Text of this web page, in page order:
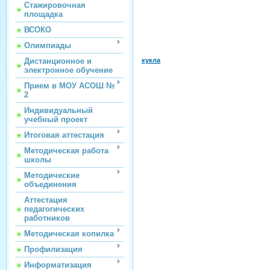
Стажировочная
площадка
ВСОКО
Олимпиады
Дистанционное и
электронное обучение
Прием в МОУ АСОШ №
2
Индивидуальный
учебный проект
Итоговая аттестация
Методическая работа
школы
Методические
объединения
Аттестация
педагогических
работников
Методическая копилка
Профилизация
Информатизация
кукла